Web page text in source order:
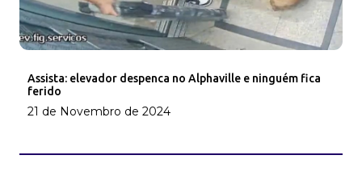
Assista: elevador despenca no Alphaville e ninguém fica
ferido
21 de Novembro de 2024